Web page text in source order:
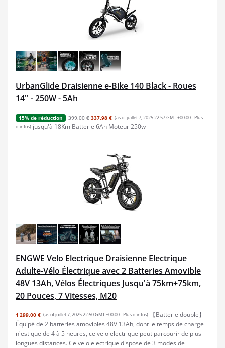
UrbanGlide Draisienne e-Bike 140 Black - Roues
14'' - 250W - 5Ah
15% de réduction 399,00 € 337,98 € (as of juillet 7, 2025 22:57 GMT +00:00 - Plus
d’infos) jusqu'à 18Km Batterie 6Ah Moteur 250w
ENGWE Velo Electrique Draisienne Electrique
Adulte-Vélo Électrique avec 2 Batteries Amovible
48V 13Ah, Vélos Électriques Jusqu'à 75km+75km,
20 Pouces, 7 Vitesses, M20
1 299,00 € (as of juillet 7, 2025 22:50 GMT +00:00 - Plus d’infos)
【Batterie double】
Équipé de 2 batteries amovibles 48V 13Ah, dont le temps de charge
n'est que de 4 à 5 heures, ce velo electrique peut parcourir de plus
longues distances. Ce velo electrique dispose de 3 modes de